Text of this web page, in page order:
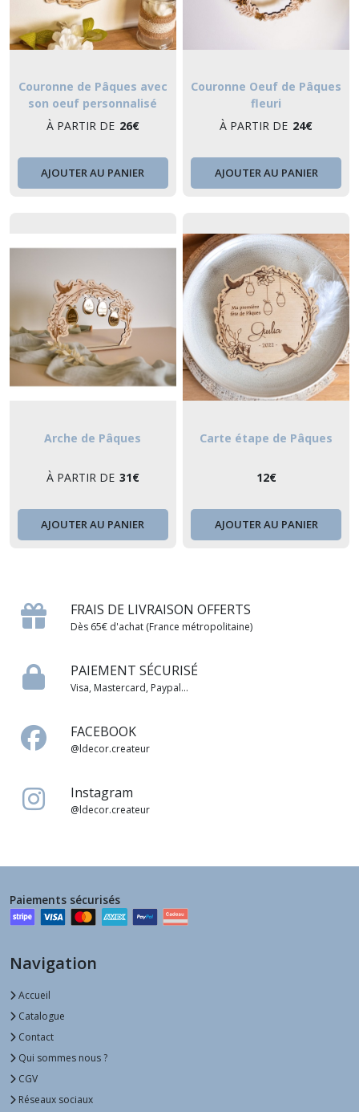
Couronne de Pâques avec
son oeuf personnalisé
À PARTIR DE 26€
AJOUTER AU PANIER
Couronne Oeuf de Pâques
fleuri
À PARTIR DE 24€
AJOUTER AU PANIER
Arche de Pâques
À PARTIR DE 31€
AJOUTER AU PANIER
Carte étape de Pâques
12€
AJOUTER AU PANIER
FRAIS DE LIVRAISON OFFERTS
Dès 65€ d'achat (France métropolitaine)
PAIEMENT SÉCURISÉ
Visa, Mastercard, Paypal...
FACEBOOK
@ldecor.createur
Instagram
@ldecor.createur
Paiements sécurisés
Navigation
Accueil
Catalogue
Contact
Qui sommes nous ?
CGV
Réseaux sociaux